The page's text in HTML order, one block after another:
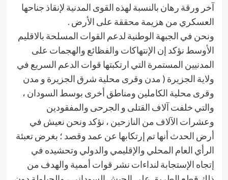
آخر ورقة رهان بالنسبة لهذه القوى المدنية لإنقاذ جناحها
العسكري من هزيمة محققة على الأرض .
ونحن في الجبهة الوطنية لدعم القوات المسلحة بالاقليم
الأوسط نؤكد إن الإنتهاكات والفظائع والهجمات على
المدنيين المستمرة التي ارتكبتها قوات الدعم السريع في
ولاية الجزيرة ( مدن وقرى محلية شرق الجزيرة و مدن
وقرى محلية الكاملين ومناطق أخرى بوسط السودان ،
والتي خلفت آلاف القتلى و الجرحى والمفقودين
وعشرات الآلاف من النازحين ، نؤكد ونحن نعيش في
أرض الحدث أنها تم إرتكابها عن عمد وقصد ؛ بغرض تعبئة
الرأي العام المحلي والإقليمي والدولي وتحشيده في
إتجاه الإستجابة لنداءات نشر قوات أممية والهدف من